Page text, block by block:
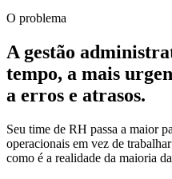
O problema
A gestão
tempo, a mais
a erros e atrasos.
Seu time de RH passa a maior
operacionais em vez de
como é a realidade da maioria